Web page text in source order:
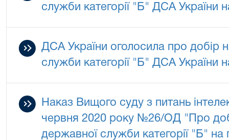
служби категорії "Б" ДСА України
ДСА України оголосила про добір
служби категорії "Б" ДСА України
Наказ Вищого суду з питань
червня 2020 року №26/ОД "Про
державної служби категорії "Б" на